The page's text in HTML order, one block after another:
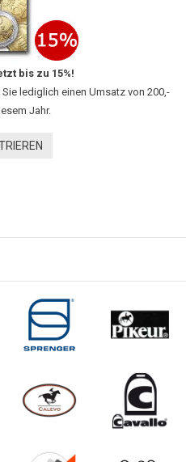
bis zu 15%!
lediglich einen Umsatz von 200,-
Jahr.